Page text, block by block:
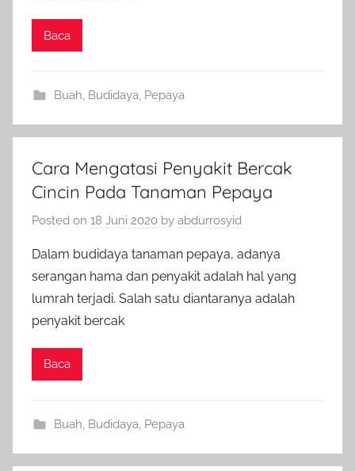
Baca
Buah, Budidaya, Pepaya
Cara Mengatasi Penyakit Bercak
Cincin Pada Tanaman Pepaya
Posted on 18 Juni 2020 by abdurrosyid
Dalam budidaya tanaman pepaya, adanya
serangan hama dan penyakit adalah hal yang
lumrah terjadi. Salah satu diantaranya adalah
penyakit bercak
Baca
Buah Budidaya Pepaya